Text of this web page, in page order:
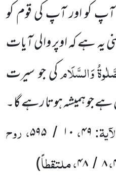
اور آپ کی قوم کو
ہے کہ اوپر والی آیات
وَالسَّلَامکی جو سیرت
ہے جو ہمیشہ ہوتا رہے گا۔
۴۹،۱۰ /۵۹۵، روح
،۸ / ۴۸، ملتقطاً)